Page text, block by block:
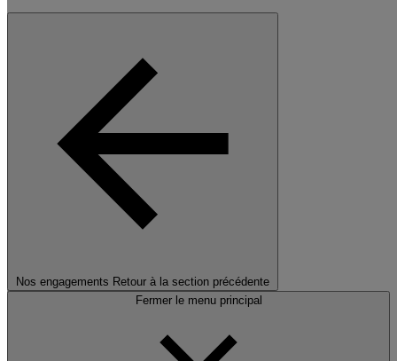
Nos engagements Retour à la section précédente
Fermer le menu principal